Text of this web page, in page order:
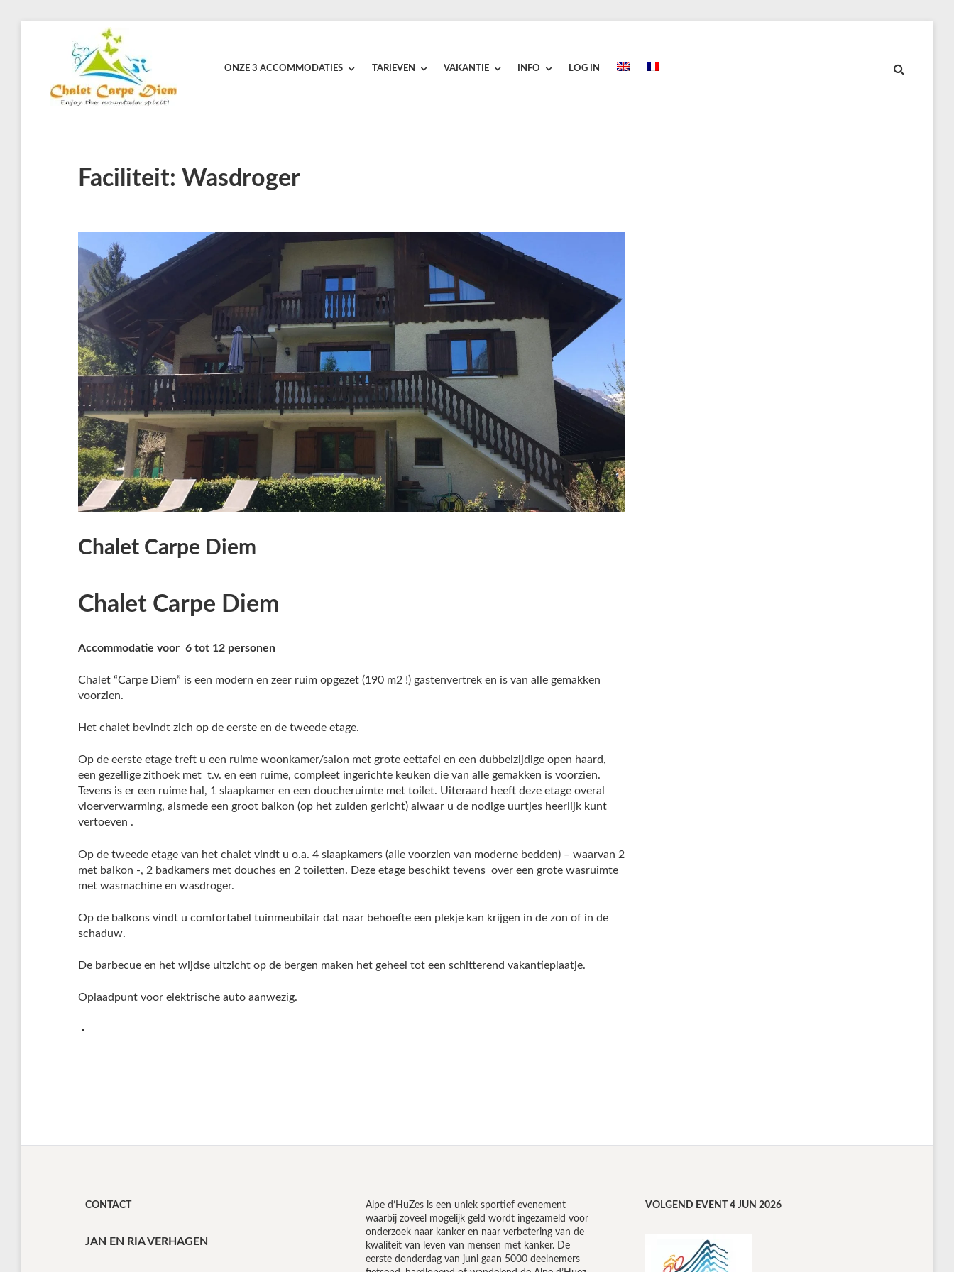
CHALET
CARPE
DIEM
Vakantiewoningen
voor
actieve
vakanties
ONZE 3 ACCOMMODATIES TARIEVEN VAKANTIE INFO LOG IN
Faciliteit: Wasdroger
Chalet Carpe Diem
Chalet Carpe Diem
Accommodatie voor 6 tot 12 personen
Chalet “Carpe Diem” is een modern en zeer ruim opgezet (190 m2 !) gastenvertrek en is van alle gemakken
voorzien.
Het chalet bevindt zich op de eerste en de tweede etage.
Op de eerste etage treft u een ruime woonkamer/salon met grote eettafel en een dubbelzijdige open haard,
een gezellige zithoek met t.v. en een ruime, compleet ingerichte keuken die van alle gemakken is voorzien.
Tevens is er een ruime hal, 1 slaapkamer en een doucheruimte met toilet. Uiteraard heeft deze etage overal
vloerverwarming, alsmede een groot balkon (op het zuiden gericht) alwaar u de nodige uurtjes heerlijk kunt
vertoeven .
Op de tweede etage van het chalet vindt u o.a. 4 slaapkamers (alle voorzien van moderne bedden) – waarvan 2
met balkon -, 2 badkamers met douches en 2 toiletten. Deze etage beschikt tevens over een grote wasruimte
met wasmachine en wasdroger.
Op de balkons vindt u comfortabel tuinmeubilair dat naar behoefte een plekje kan krijgen in de zon of in de
schaduw.
De barbecue en het wijdse uitzicht op de bergen maken het geheel tot een schitterend vakantieplaatje.
Oplaadpunt voor elektrische auto aanwezig.
CONTACT
JAN EN RIA VERHAGEN
Alpe d’HuZes is een uniek sportief evenement
waarbij zoveel mogelijk geld wordt ingezameld voor
onderzoek naar kanker en naar verbetering van de
kwaliteit van leven van mensen met kanker. De
eerste donderdag van juni gaan 5000 deelnemers
VOLGEND EVENT 4 JUN 2026